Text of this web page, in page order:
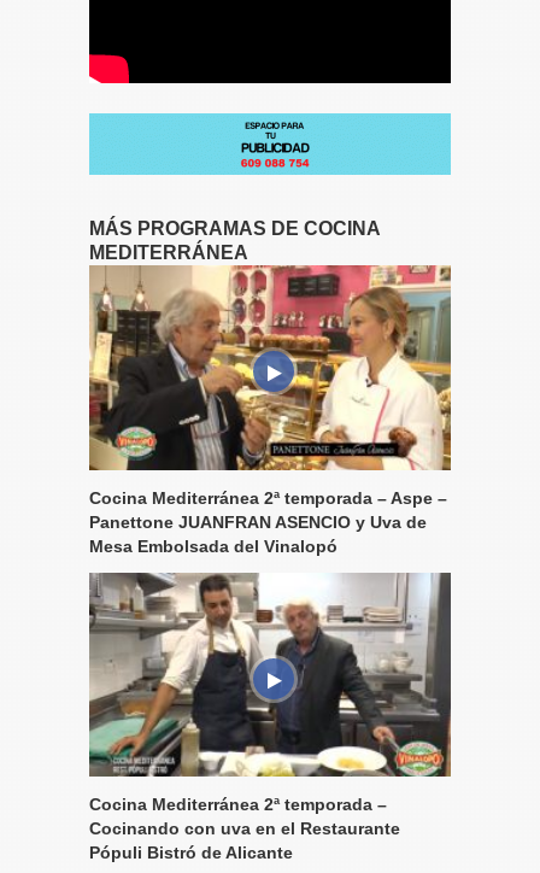
MÁS PROGRAMAS DE COCINA
MEDITERRÁNEA
Cocina Mediterránea 2ª temporada – Aspe –
Panettone JUANFRAN ASENCIO y Uva de
Mesa Embolsada del Vinalopó
Cocina Mediterránea 2ª temporada –
Cocinando con uva en el Restaurante
Pópuli Bistró de Alicante